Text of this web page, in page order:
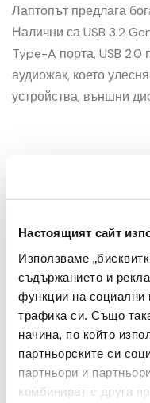
Настоящият сайт
Използваме
съдържанието и
функции на социални
трафика си. Също
начина, по който
партньорските си
партньори и
комбинират с друга
Лаптопът предлага
Налични са USB 3.2
Type-A порта, USB 2.0
аудиожак, което
устройства, външни
Брой
- +